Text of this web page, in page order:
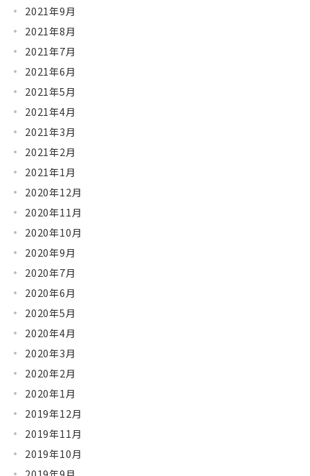
2021年9月
2021年8月
2021年7月
2021年6月
2021年5月
2021年4月
2021年3月
2021年2月
2021年1月
2020年12月
2020年11月
2020年10月
2020年9月
2020年7月
2020年6月
2020年5月
2020年4月
2020年3月
2020年2月
2020年1月
2019年12月
2019年11月
2019年10月